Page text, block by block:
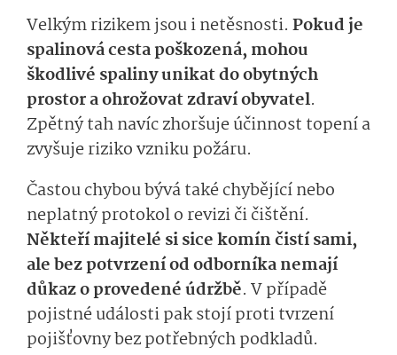
Velkým rizikem jsou i netěsnosti. Pokud je
spalinová cesta poškozená, mohou
škodlivé spaliny unikat do obytných
prostor a ohrožovat zdraví obyvatel.
Zpětný tah navíc zhoršuje účinnost topení a
zvyšuje riziko vzniku požáru.
Častou chybou bývá také chybějící nebo
neplatný protokol o revizi či čištění.
Někteří majitelé si sice komín čistí sami,
ale bez potvrzení od odborníka nemají
důkaz o provedené údržbě. V případě
pojistné události pak stojí proti tvrzení
pojišťovny bez potřebných podkladů.